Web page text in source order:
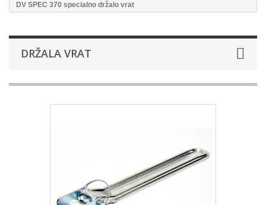
DV SPEC 370 specialno držalo vrat
DRŽALA VRAT